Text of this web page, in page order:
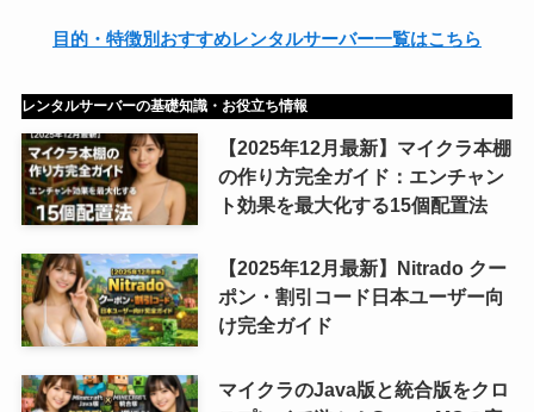
目的・特徴別おすすめレンタルサーバー一覧はこちら
レンタルサーバーの基礎知識・お役立ち情報
【2025年12月最新】マイクラ本棚
の作り方完全ガイド：エンチャン
ト効果を最大化する15個配置法
【2025年12月最新】Nitrado クー
ポン・割引コード日本ユーザー向
け完全ガイド
マイクラのJava版と統合版をクロ